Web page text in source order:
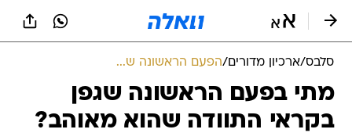
סלבס/ארכיון מדורים/הפעם הראשונה ש...
מתי בפעם הראשונה שגפן
בקראי התוודה שהוא מאוהב?